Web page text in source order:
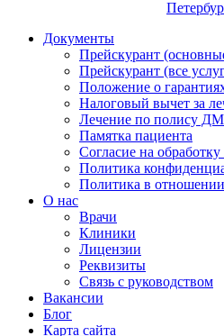
Документы
Прейскурант
Прейскурант (все
Положение о
Налоговый вычет за
Лечение по полису
Памятка пациента
Согласие на
Политика
Политика в
О нас
Врачи
Клиники
Лицензии
Реквизиты
Связь с руководством
Вакансии
Блог
Карта сайта